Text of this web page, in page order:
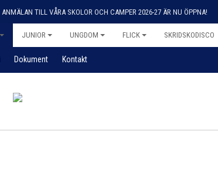
ANMÄLAN TILL VÅRA SKOLOR OCH CAMPER 2026-27 ÄR NU ÖPPNA!
JUNIOR UNGDOM FLICK SKRIDSKODISCO
Dokument Kontakt